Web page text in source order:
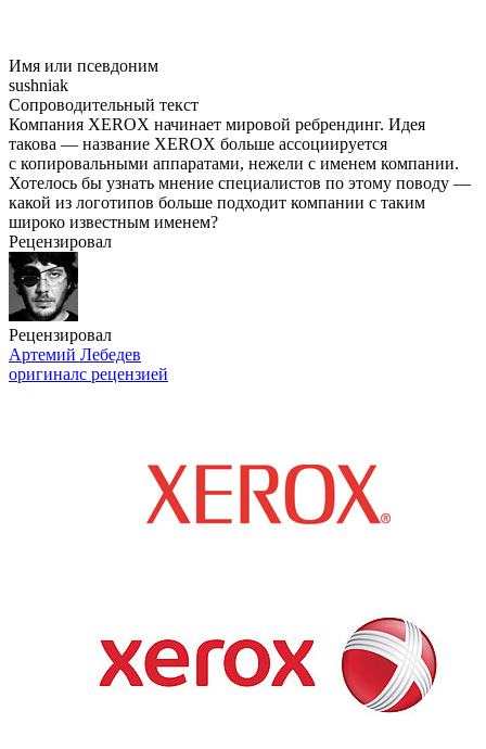
Имя или псевдоним
sushniak
Сопроводительный текст
Компания XEROX начинает мировой ребрендинг. Идея
такова — название XEROX больше ассоциируется
с копировальными аппаратами, нежели с именем компании.
Хотелось бы узнать мнение специалистов по этому поводу —
какой из логотипов больше подходит компании с таким
широко известным именем?
Рецензировал
Рецензировал
Артемий Лебедев
оригиналс рецензией